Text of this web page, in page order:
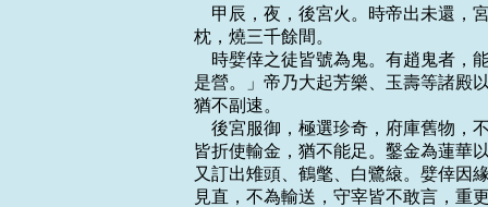
甲辰，夜，後宮火。時帝出未還
枕，燒三千餘間。
時嬖倖之徒皆號為鬼。有趙鬼者
是營。」帝乃大起芳樂、玉壽等諸殿
猶不副速。
後宮服御，極選珍奇，府庫舊物
皆折使輸金，猶不能足。鑿金為蓮華
又訂出雉頭、鶴氅、白鷺縗。嬖倖因
見直，不為輸送，守宰皆不敢言，重